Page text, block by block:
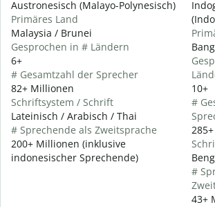
Austronesisch (Malayo-Polynesisch)
Primäres Land
Malaysia / Brunei
Gesprochen in # Ländern
6+
# Gesamtzahl der Sprecher
82+ Millionen
Schriftsystem / Schrift
Lateinisch / Arabisch / Thai
# Sprechende als Zweitsprache
200+ Millionen (inklusive
indonesischer Sprechende)
10+
#
#
43+